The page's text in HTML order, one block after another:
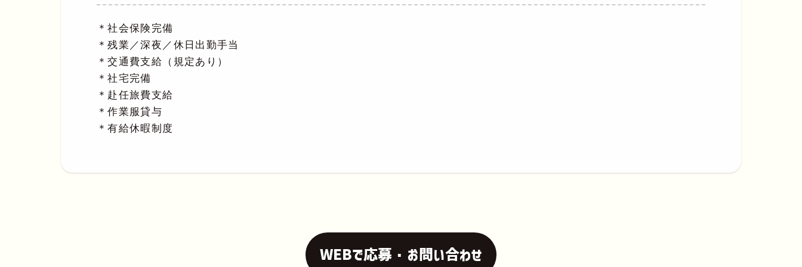
＊社会保険完備
＊残業／深夜／休日出勤手当
＊交通費支給（規定あり）
＊社宅完備
＊赴任旅費支給
＊作業服貸与
＊有給休暇制度
WEBで応募・お問い合わせ